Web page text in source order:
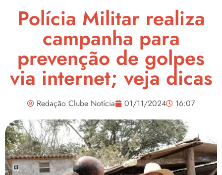
Polícia Militar realiza
campanha para
prevenção de golpes
via internet; veja dicas
Redação Clube Notícia 01/11/2024 16:07